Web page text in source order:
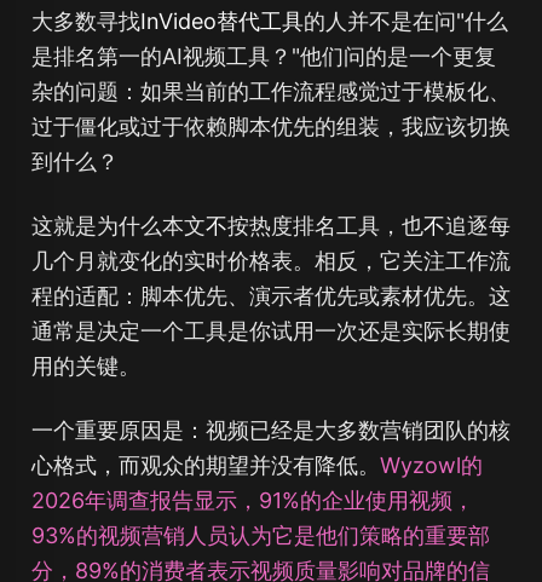
大多数寻找InVideo替代工具的人并不是在问"什么
是排名第一的AI视频工具？"他们问的是一个更复
杂的问题： 如果当前的工作流程感觉过于模板化、
过于僵化或过于依赖脚本优先的组装，我应该切换
到什么？
这就是为什么本文不按热度排名工具，也不追逐每
几个月就变化的实时价格表。相反，它关注工作流
程的适配：脚本优先、演示者优先或素材优先。这
通常是决定一个工具是你试用一次还是实际长期使
用的关键。
一个重要原因是：视频已经是大多数营销团队的核
心格式，而观众的期望并没有降低。 Wyzowl的
2026年调查报告显示，91%的企业使用视频，
93%的视频营销人员认为它是他们策略的重要部
分，89%的消费者表示视频质量影响对品牌的信